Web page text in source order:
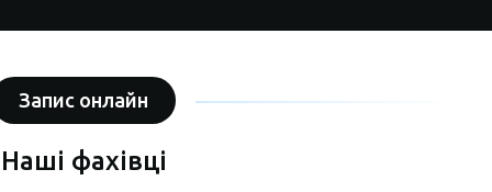
2025 - медичний конгрес Hair Point, м.Київ 2025 - III міжнародний
в клініку трансплантації волосся HairPrive, м.Ґданськ,
Запис онлайн
Наші фахівці